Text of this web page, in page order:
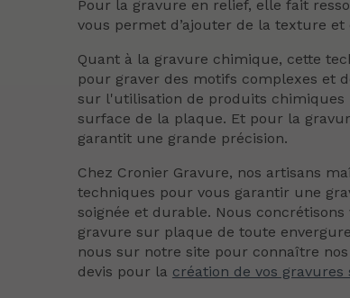
Pour la gravure en relief, elle fait
vous permet d’ajouter de la texture
Quant à la gravure chimique, cette
pour graver des motifs complexes et
sur l'utilisation de produits chimiques
surface de la plaque. Et pour la
garantit une grande précision.
Chez Cronier Gravure, nos artisans
techniques pour vous garantir une
soignée et durable. Nous concrétisons
gravure sur plaque de toute
nous sur notre site pour connaître
devis pour la création de vos